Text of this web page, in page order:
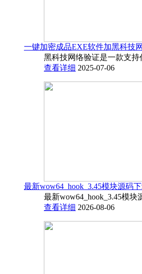
一键加密成品EXE软件加黑科技
黑科技网络验证是一款支
查看详细 2025-07-06
最新wow64_hook_3.45模块源码
最新wow64_hook_3.45模
查看详细 2026-08-06